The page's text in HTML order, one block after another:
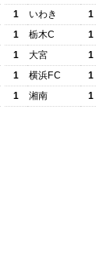
1
いわき
1
1
栃木C
1
1
大宮
1
1
横浜FC
1
1
湘南 1